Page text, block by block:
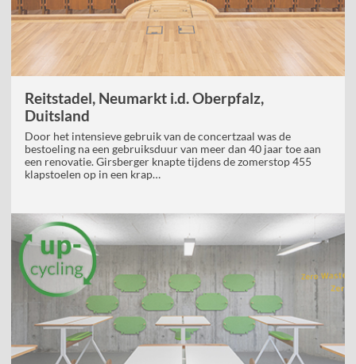
Reitstadel, Neumarkt i.d. Oberpfalz,
Duitsland
Door het intensieve gebruik van de concertzaal was de
bestoeling na een gebruiksduur van meer dan 40 jaar toe aan
een renovatie. Girsberger knapte tijdens de zomerstop 455
klapstoelen op in een krap…